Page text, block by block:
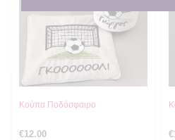
Κούπα Ποδόσφαιρο
€12.00 €